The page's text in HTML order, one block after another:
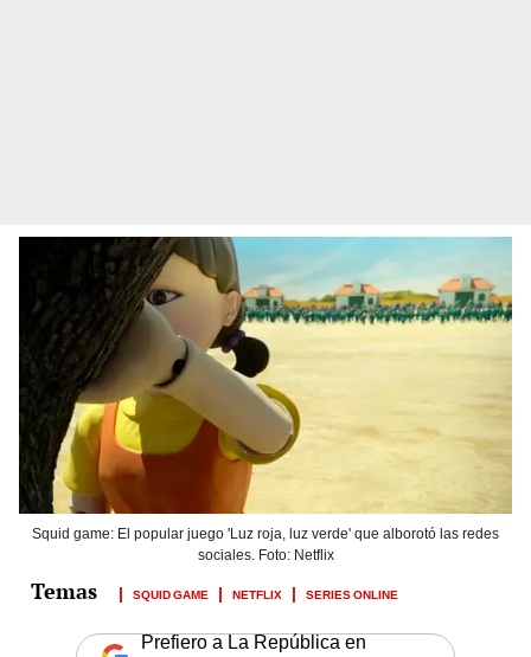
Squid game: El popular juego 'Luz roja, luz verde' que alborotó las redes
sociales. Foto: Netflix
SQUID GAME NETFLIX SERIES ONLINE
Prefiero a La República en